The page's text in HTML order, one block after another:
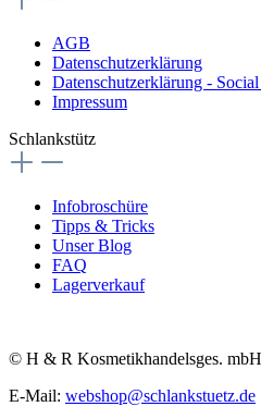
AGB
Datenschutzerklärung
Datenschutzerklärung -
Impressum
Schlankstütz
Infobroschüre
Tipps & Tricks
Unser Blog
FAQ
Lagerverkauf
© H & R Kosmetikhandelsges. mbH
E-Mail: webshop@schlankstuetz.de